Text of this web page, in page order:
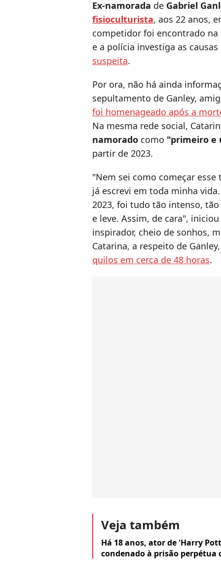
Ex-namorada de Gabriel
fisioculturista, aos 22 anos,
competidor foi encontrado na
e a polícia investiga as
suspeita.
Por ora, não há ainda
sepultamento de Ganley,
foi homenageado após a
Na mesma rede social,
namorado como "primeiro
partir de 2023.
"Nem sei como começar
já escrevi em toda minha
2023, foi tudo tão intenso,
e leve. Assim, de cara",
inspirador, cheio de sonhos,
Catarina, a respeito de
quilos em cerca de 48 horas.
Veja também
Há 18 anos, ator de 'Harry
condenado à prisão perpétua